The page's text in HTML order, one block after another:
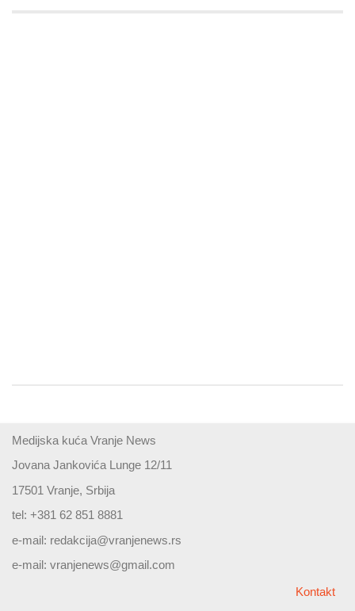
Medijska kuća Vranje News
Jovana Jankovića Lunge 12/11
17501 Vranje, Srbija
tel: +381 62 851 8881
e-mail: redakcija@vranjenews.rs
e-mail: vranjenews@gmail.com
Kontakt